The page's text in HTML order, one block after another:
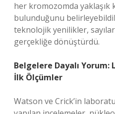
her kromozomda yaklaşık
bulunduğunu
teknolojik yenilikler,
gerçekliğe dönüştürdü.
Belgelere Dayalı
İlk Ölçümler
Watson ve Crick’in